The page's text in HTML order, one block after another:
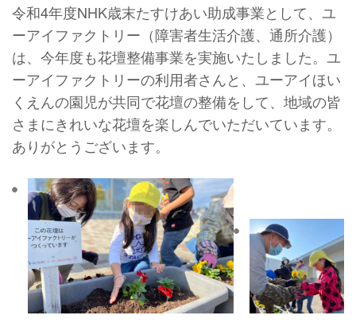
令和4年度NHK歳末たすけあい助成事業として、ユ
ーアイファクトリー（障害者生活介護、通所介護）
は、今年度も花壇整備事業を実施いたしました。ユ
ーアイファクトリーの利用者さんと、ユーアイほい
くえんの園児が共同で花壇の整備をして、地域の皆
さまにきれいな花壇を楽しんでいただいています。
ありがとうございます。